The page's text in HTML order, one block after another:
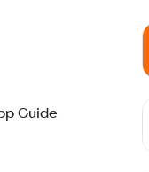
Guide